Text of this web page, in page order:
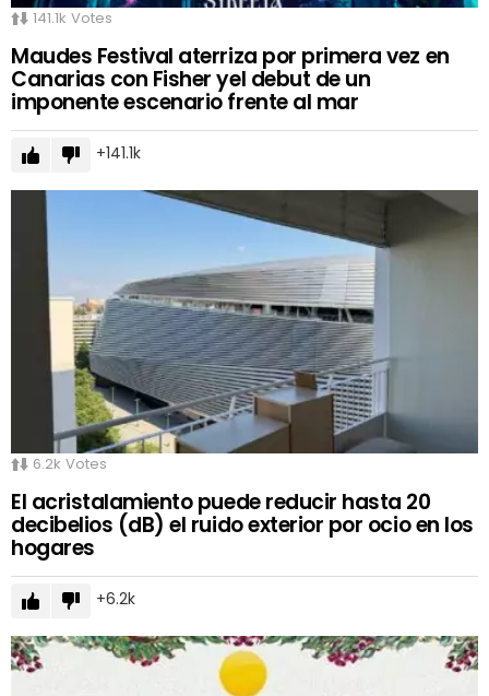
141.1k Votes
Maudes Festival aterriza por primera vez en
Canarias con Fisher yel debut de un
imponente escenario frente al mar
141.1k
6.2k Votes
El acristalamiento puede reducir hasta 20
decibelios (dB) el ruido exterior por ocio en los
hogares
6.2k